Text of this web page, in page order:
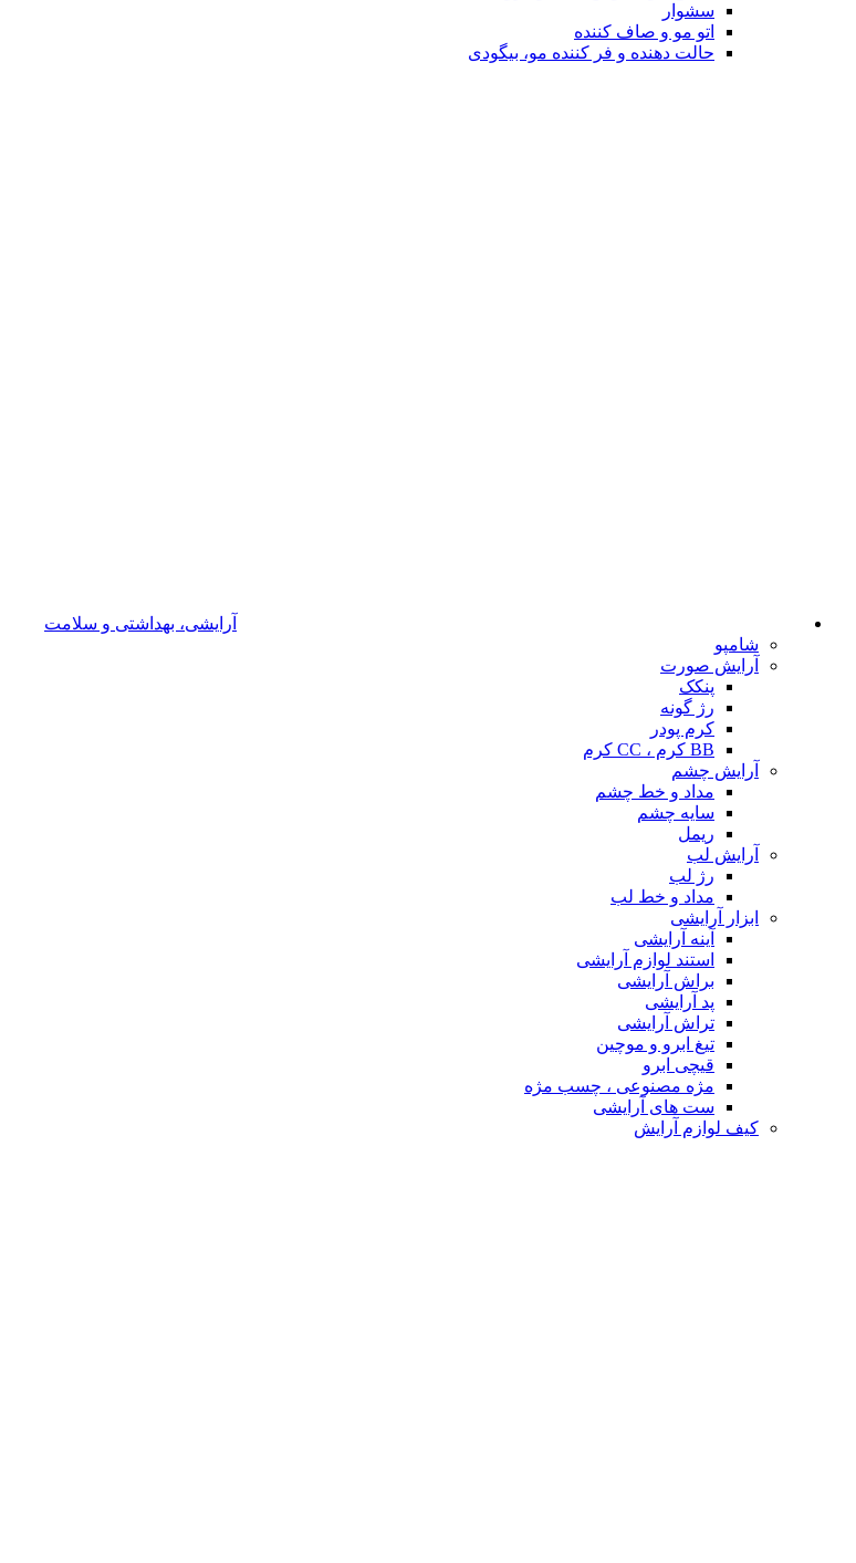
سشوار
اتو مو و صاف کننده
حالت دهنده و فر کننده مو، بیگودی
آرایشی، بهداشتی و سلامت
شامپو
آرایش صورت
پنکک
رژ گونه
کرم پودر
BB کرم ، CC کرم
آرایش چشم
مداد و خط چشم
سایه چشم
ریمل
آرایش لب
رژ لب
مداد و خط لب
ابزار آرایشی
آینه آرایشی
استند لوازم آرایشی
براش آرایشی
پد آرایشی
تراش آرایشی
تیغ ابرو و موچین
قیچی ابرو
مژه مصنوعی ، چسب مژه
ست های آرایشی
کیف لوازم آرایش